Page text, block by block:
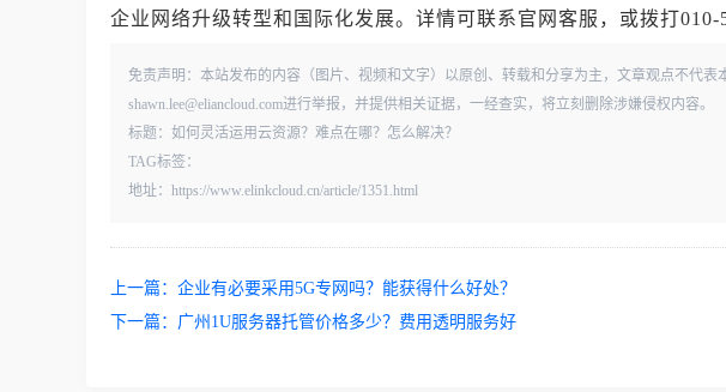
企业网络升级转型和国际化发展。详情可联系官网客服，或拨打010-
免责声明：本站发布的内容（图片、视频和文字）以原创、转载和分享为主，文章观点不代表
shawn.lee@eliancloud.com进行举报，并提供相关证据，一经查实，将立刻删除涉嫌侵权内容。
标题：如何灵活运用云资源？难点在哪？怎么解决？
TAG标签：
地址：https://www.elinkcloud.cn/article/1351.html
上一篇： 企业有必要采用5G专网吗？能获得什么好处？
下一篇： 广州1U服务器托管价格多少？费用透明服务好